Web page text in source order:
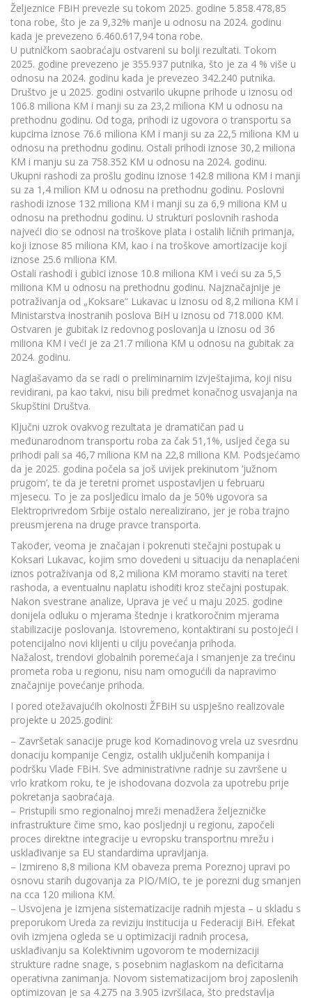
Željeznice FBiH prevezle su tokom 2025. godine 5.858.478,85
tona robe, što je za 9,32% manje u odnosu na 2024. godinu
kada je prevezeno 6.460.617,94 tona robe.
U putničkom saobraćaju ostvareni su bolji rezultati. Tokom
2025. godine prevezeno je 355.937 putnika, što je za 4 % više u
odnosu na 2024. godinu kada je prevezeo 342.240 putnika.
Društvo je u 2025. godini ostvarilo ukupne prihode u iznosu od
106.8 miliona KM i manji su za 23,2 miliona KM u odnosu na
prethodnu godinu. Od toga, prihodi iz ugovora o transportu sa
kupcima iznose 76.6 miliona KM i manji su za 22,5 miliona KM u
odnosu na prethodnu godinu. Ostali prihodi iznose 30,2 miliona
KM i manju su za 758.352 KM u odnosu na 2024. godinu.
Ukupni rashodi za prošlu godinu iznose 142.8 miliona KM i manji
su za 1,4 milion KM u odnosu na prethodnu godinu. Poslovni
rashodi iznose 132 miliona KM i manji su za 6,9 miliona KM u
odnosu na prethodnu godinu. U strukturi poslovnih rashoda
najveći dio se odnosi na troškove plata i ostalih ličnih primanja,
koji iznose 85 miliona KM, kao i na troškove amortizacije koji
iznose 25.6 miliona KM.
Ostali rashodi i gubici iznose 10.8 miliona KM i veći su za 5,5
miliona KM u odnosu na prethodnu godinu. Najznačajnije je
potraživanja od „Koksare“ Lukavac u iznosu od 8,2 miliona KM i
Ministarstva inostranih poslova BiH u iznosu od 718.000 KM.
Ostvaren je gubitak iz redovnog poslovanja u iznosu od 36
miliona KM i veći je za 21.7 miliona KM u odnosu na gubitak za
2024. godinu.
Naglašavamo da se radi o preliminarnim izvještajima, koji nisu
revidirani, pa kao takvi, nisu bili predmet konačnog usvajanja na
Skupštini Društva.
Ključni uzrok ovakvog rezultata je dramatičan pad u
međunarodnom transportu roba za čak 51,1%, usljed čega su
prihodi pali sa 46,7 miliona KM na 22,8 miliona KM. Podsjećamo
da je 2025. godina počela sa još uvijek prekinutom ‘južnom
prugom’, te da je teretni promet uspostavljen u februaru
mjesecu. To je za posljedicu imalo da je 50% ugovora sa
Elektroprivredom Srbije ostalo nerealizirano, jer je roba trajno
preusmjerena na druge pravce transporta.
Također, veoma je značajan i pokrenuti stečajni postupak u
Koksari Lukavac, kojim smo dovedeni u situaciju da nenaplaćeni
iznos potraživanja od 8,2 miliona KM moramo staviti na teret
rashoda, a eventualnu naplatu ishoditi kroz stečajni postupak.
Nakon svestrane analize, Uprava je već u maju 2025. godine
donijela odluku o mjerama štednje i kratkoročnim mjerama
stabilizacije poslovanja. Istovremeno, kontaktirani su postojeći i
potencijalno novi klijenti u cilju povećanja prihoda.
Nažalost, trendovi globalnih poremećaja i smanjenje za trećinu
prometa roba u regionu, nisu nam omogućili da napravimo
značajnije povećanje prihoda.
I pored otežavajućih okolnosti ŽFBiH su uspješno realizovale
projekte u 2025.godini:
– Završetak sanacije pruge kod Komadinovog vrela uz svesrdnu
donaciju kompanije Cengiz, ostalih uključenih kompanija i
podršku Vlade FBiH. Sve administrativne radnje su završene u
vrlo kratkom roku, te je ishodovana dozvola za upotrebu prije
pokretanja saobraćaja.
– Pristupili smo regionalnoj mreži menadžera željezničke
infrastrukture čime smo, kao posljednji u regionu, započeli
proces direktne integracije u evropsku transportnu mrežu i
usklađivanje sa EU standardima upravljanja.
– Izmireno 8,8 miliona KM obaveza prema Poreznoj upravi po
osnovu starih dugovanja za PIO/MIO, te je porezni dug smanjen
na cca 120 miliona KM.
– Usvojena je izmjena sistematizacije radnih mjesta – u skladu s
preporukom Ureda za reviziju institucija u Federaciji BiH. Efekat
ovih izmjena ogleda se u optimizaciji radnih procesa,
usklađivanju sa Kolektivnim ugovorom te modernizaciji
strukture radne snage, s posebnim naglaskom na deficitarna
operativna zanimanja. Novom sistematizacijom broj zaposlenih
optimizovan je sa 4.275 na 3.905 izvršilaca, što predstavlja